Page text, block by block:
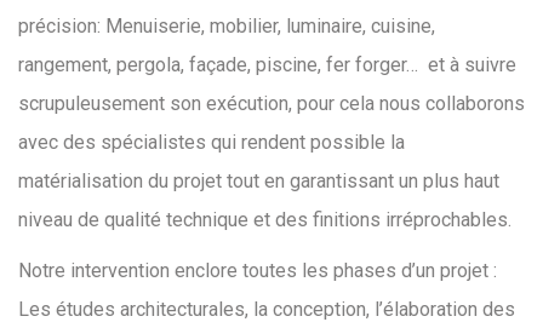
précision: Menuiserie, mobilier, luminaire, cuisine,
rangement, pergola, façade, piscine, fer forger… et à suivre
scrupuleusement son exécution, pour cela nous collaborons
avec des spécialistes qui rendent possible la
matérialisation du projet tout en garantissant un plus haut
niveau de qualité technique et des finitions irréprochables.
Notre intervention enclore toutes les phases d’un projet :
Les études architecturales, la conception, l’élaboration des